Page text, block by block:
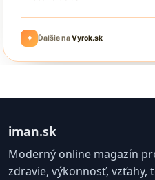
iman.sk
Moderný online magazín
zdravie, výkonnosť, vzťahy,